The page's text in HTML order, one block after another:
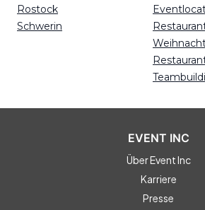
Rostock
Schwerin
EVENT INC
Über Event Inc
Karriere
Presse